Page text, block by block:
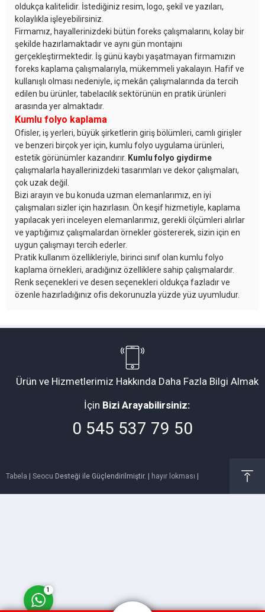
oldukça kalitelidir. İstediğiniz resim, logo, şekil ve yazıları,
kolaylıkla işleyebilirsiniz.
Firmamız, hayallerinizdeki bütün foreks çalışmalarını, kolay bir
şekilde hazırlamaktadır ve aynı gün montajını
gerçekleştirmektedir. İş günü kaybı yaşatmayan firmamızın
foreks kaplama çalışmalarıyla, mükemmeli yakalayın. Hafif ve
kullanışlı olması nedeniyle, iç mekân çalışmalarında da tercih
edilen bu ürünler, tabelacılık sektörünün en pratik ürünleri
arasında yer almaktadır.
Kumlu folyo kaplama
Ofisler, iş yerleri, büyük şirketlerin giriş bölümleri, camlı girişler
ve benzeri birçok yer için, kumlu folyo uygulama ürünleri,
estetik görünümler kazandırır. Kumlu folyo giydirme
çalışmalarla hayallerinizdeki tasarımları ve dekor çalışmaları,
çok uzak değil.
Bizi arayın ve bu konuda uzman elemanlarımız, en iyi
çalışmaları sizler için hazırlasın. Ön keşif hizmetiyle, kaplama
yapılacak yeri inceleyen elemanlarımız, gerekli ölçümleri alırlar
ve yaptığımız çalışmalardan örnekler göstererek, sizin için en
uygun çalışmayı tercih ederler.
Pratik kullanım özellikleriyle, birinci sınıf olan kumlu folyo
kaplama örnekleri, aradığınız özelliklere sahip çalışmalardır.
Renk seçenekleri ve desen seçenekleri oldukça fazladır ve
özenle hazırladığınız ofis dekorunuzla yüzde yüz uyumludur.
Ürün ve Hizmetlerimiz Hakkında Daha Fazla Bilgi Almak
İçin Bizi Arayabilirsiniz:
0 545 537 79 50
Tabela | Seocu Desteği ile Güçlendirilmiştir. | hayır lokması |
1